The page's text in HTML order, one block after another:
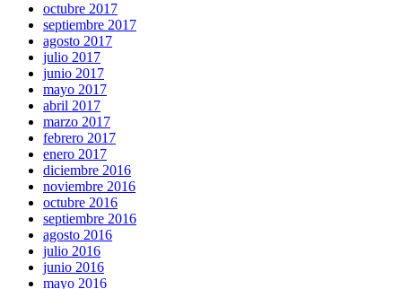
octubre 2017
septiembre 2017
agosto 2017
julio 2017
junio 2017
mayo 2017
abril 2017
marzo 2017
febrero 2017
enero 2017
diciembre 2016
noviembre 2016
octubre 2016
septiembre 2016
agosto 2016
julio 2016
junio 2016
mayo 2016